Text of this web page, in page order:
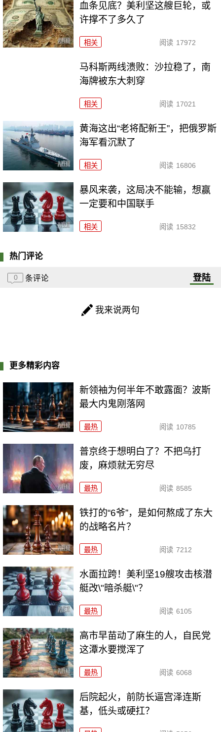
血条见底？美利坚这艘巨轮，或
许撑不了多久了
相关 阅读 17972
马科斯两线溃败：沙拉稳了，南
海牌被东大刺穿
相关 阅读 17021
黄海这出“老将配新王”，把俄罗斯
海军看沉默了
相关 阅读 16806
暴风来袭，这局决不能输，想赢
一定要和中国联手
相关 阅读 15832
热门评论
0 条评论 登陆
我来说两句
更多精彩内容
新领袖为何半年不敢露面？波斯
最大内鬼刚落网
最热 阅读 10785
普京终于想明白了？不把乌打
废，麻烦就无穷尽
最热 阅读 8585
铁打的“6爷”，是如何熬成了东大
的战略名片？
最热 阅读 7212
水面拉跨！美利坚19艘攻击核潜
艇改\"暗杀艇\"？
最热 阅读 6105
高市早苗动了麻生的人，自民党
这潭水要搅浑了
最热 阅读 6068
后院起火，前防长逼宫泽连斯
基，低头或硬扛？